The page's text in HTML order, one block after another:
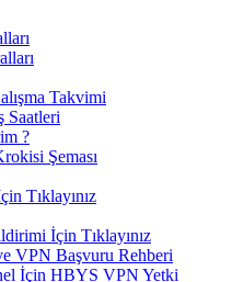
Takvimi
Saatleri
?
Şeması
Tıklayınız
İçin Tıklayınız
VPN Başvuru Rehberi
İçin HBYS VPN Yetki